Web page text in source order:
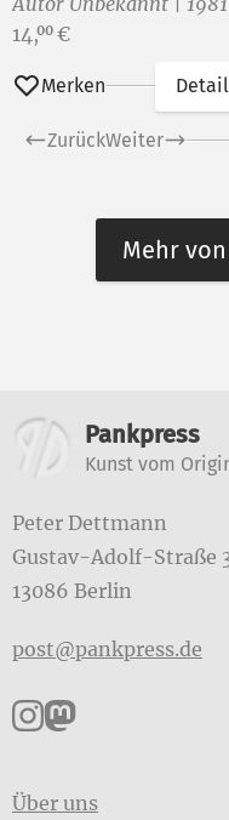
Preis:
14,00 €
Merken
ZurückWeiter
Mehr
WeiterePankpress
Kunst vom
Peter Dettmann
Gustav-Adolf-Straße
13086 Berlin
post@pankpress.de
Pankpress
Pankpress
Über uns